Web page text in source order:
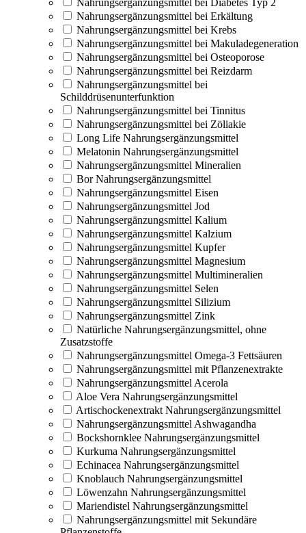
Nahrungsergänzungsmittel bei Erkältung
Nahrungsergänzungsmittel bei Krebs
Nahrungsergänzungsmittel bei Makuladegeneration
Nahrungsergänzungsmittel bei Osteoporose
Nahrungsergänzungsmittel bei Reizdarm
Nahrungsergänzungsmittel bei
Schilddrüsenunterfunktion
Nahrungsergänzungsmittel bei Tinnitus
Nahrungsergänzungsmittel bei Zöliakie
Long Life Nahrungsergänzungsmittel
Melatonin Nahrungsergänzungsmittel
Nahrungsergänzungsmittel Mineralien
Bor Nahrungsergänzungsmittel
Nahrungsergänzungsmittel Eisen
Nahrungsergänzungsmittel Jod
Nahrungsergänzungsmittel Kalium
Nahrungsergänzungsmittel Kalzium
Nahrungsergänzungsmittel Kupfer
Nahrungsergänzungsmittel Magnesium
Nahrungsergänzungsmittel Multimineralien
Nahrungsergänzungsmittel Selen
Nahrungsergänzungsmittel Silizium
Nahrungsergänzungsmittel Zink
Natürliche Nahrungsergänzungsmittel, ohne
Zusatzstoffe
Nahrungsergänzungsmittel Omega-3 Fettsäuren
Nahrungsergänzungsmittel mit Pflanzenextrakte
Nahrungsergänzungsmittel Acerola
Aloe Vera Nahrungsergänzungsmittel
Artischockenextrakt Nahrungsergänzungsmittel
Nahrungsergänzungsmittel Ashwagandha
Bockshornklee Nahrungsergänzungsmittel
Kurkuma Nahrungsergänzungsmittel
Echinacea Nahrungsergänzungsmittel
Knoblauch Nahrungsergänzungsmittel
Löwenzahn Nahrungsergänzungsmittel
Mariendistel Nahrungsergänzungsmittel
Nahrungsergänzungsmittel mit Sekundäre